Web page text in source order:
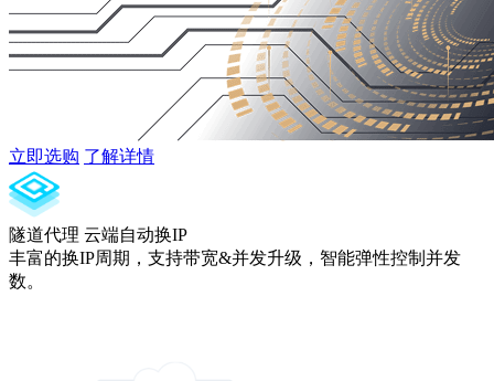
立即选购 了解详情
隧道代理 云端自动换IP
丰富的换IP周期，支持带宽&并发升级，智能弹性控制并发
数。